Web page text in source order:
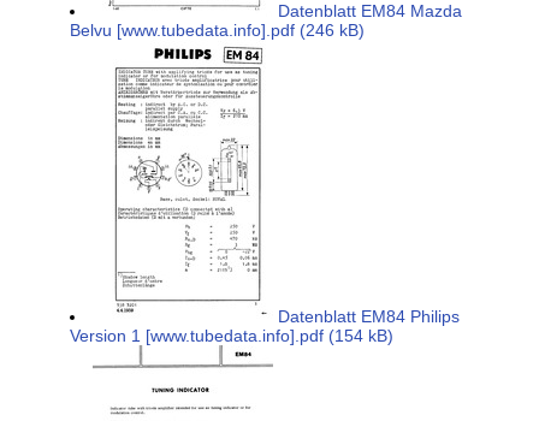
Datenblatt EM84 Mazda
Belvu [www.tubedata.info].pdf (246 kB)
Datenblatt EM84 Philips
Version 1 [www.tubedata.info].pdf (154 kB)